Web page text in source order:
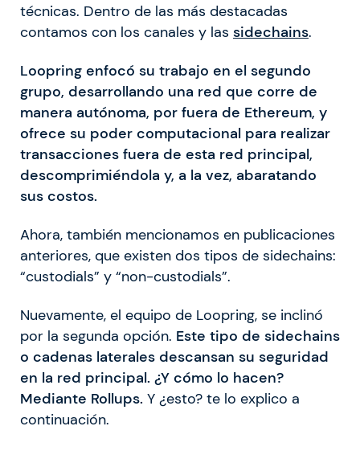
técnicas. Dentro de las más destacadas
contamos con los canales y las sidechains.
Loopring enfocó su trabajo en el segundo
grupo, desarrollando una red que corre de
manera autónoma, por fuera de Ethereum, y
ofrece su poder computacional para realizar
transacciones fuera de esta red principal,
descomprimiéndola y, a la vez, abaratando
sus costos.
Ahora, también mencionamos en publicaciones
anteriores, que existen dos tipos de sidechains:
“custodials” y “non-custodials”.
Nuevamente, el equipo de Loopring, se inclinó
por la segunda opción. Este tipo de sidechains
o cadenas laterales descansan su seguridad
en la red principal. ¿Y cómo lo hacen?
Mediante Rollups. Y ¿esto? te lo explico a
continuación.